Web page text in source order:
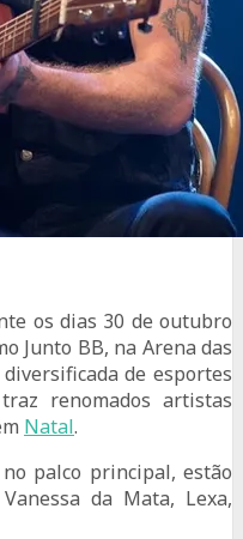
os dias 30 de outubro
Junto BB, na Arena das
de esportes
renomados artistas
Natal.
palco principal, estão
da Mata, Lexa,